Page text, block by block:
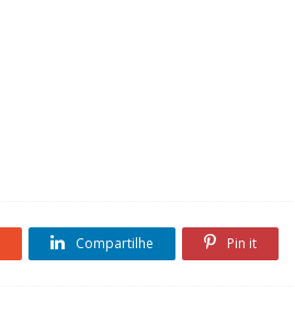
Compartilhe Pin it